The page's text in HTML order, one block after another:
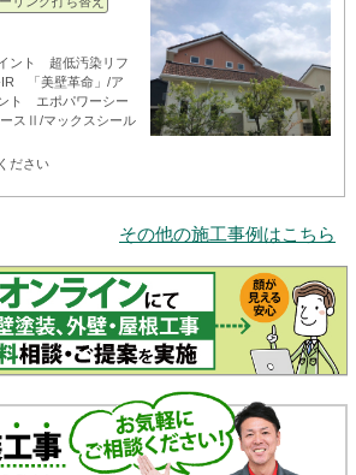
ント 超低汚染リフ
IR 「美壁革命」/ア
ト エポパワーシー
スⅡ/マックスシール
ださい
その他の施工事例はこちら